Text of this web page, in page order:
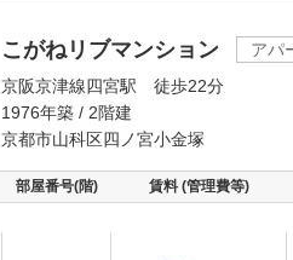
こがねリブマンション
アパ
京阪京津線四宮駅 徒歩22分
1976年築 / 2階建
京都市山科区四ノ宮小金塚
部屋番号(階) 賃料 (管理費等)